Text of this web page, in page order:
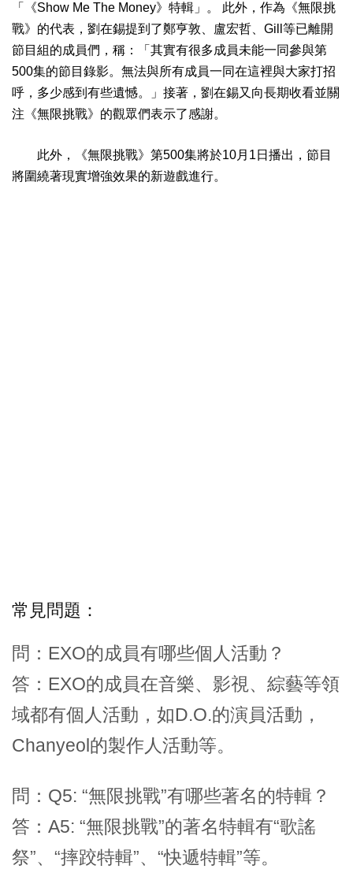
「《Show Me The Money》特輯」。
此外，作為《無限挑
戰》的代表，劉在錫提到了鄭亨敦、盧宏哲、Gill等已離開
節目組的成員們，稱：「其實有很多成員未能一同參與第
500集的節目錄影。無法與所有成員一同在這裡與大家打招
呼，多少感到有些遺憾。」接著，劉在錫又向長期收看並關
注《無限挑戰》的觀眾們表示了感謝。
此外，《無限挑戰》第500集將於10月1日播出，節目
將圍繞著現實增強效果的新遊戲進行。
常見問題：
問：EXO的成員有哪些個人活動？
答：EXO的成員在音樂、影視、綜藝等領
域都有個人活動，如D.O.的演員活動，
Chanyeol的製作人活動等。
問：Q5: “無限挑戰”有哪些著名的特輯？
答：A5: “無限挑戰”的著名特輯有“歌謠
祭”、“摔跤特輯”、“快遞特輯”等。